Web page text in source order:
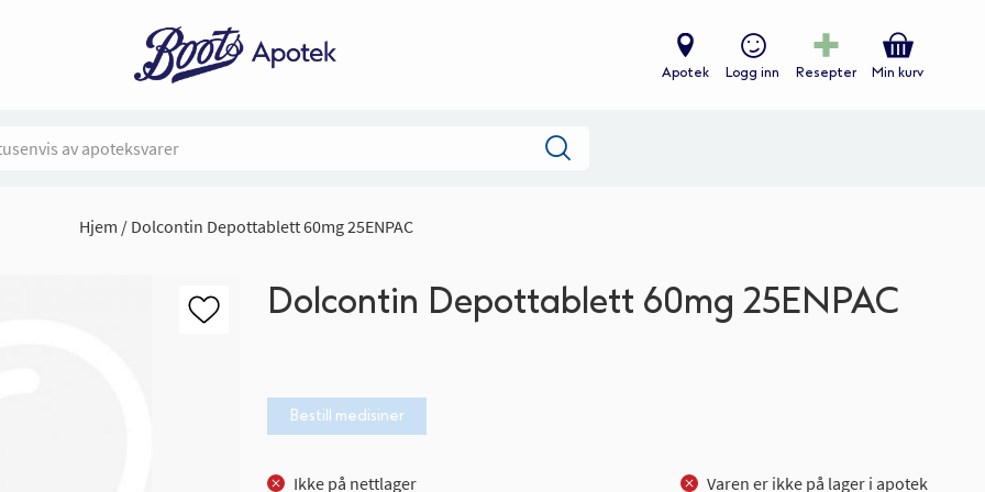
Apotek Logg inn Resepter Min kurv
Hjem Dolcontin Depottablett 60mg 25ENPAC
Dolcontin Depottablett 60mg 25ENPAC
Bestill medisiner
Ikke på nettlager Varen er ikke på lager i apotek